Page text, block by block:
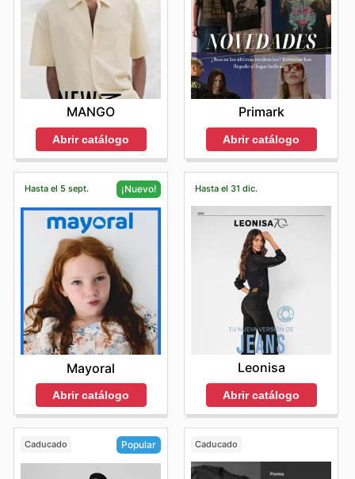
MANGO
Abrir catálogo
Primark
Abrir catálogo
Hasta el 5 sept. ¡Nuevo!
Mayoral
Abrir catálogo
Hasta el 31 dic.
Leonisa
Abrir catálogo
Caducado Popular Caducado